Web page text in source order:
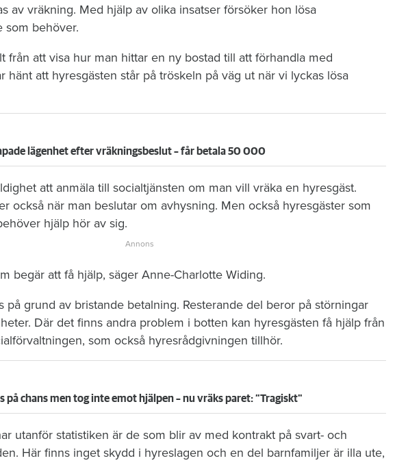
av vräkning. Med hjälp av olika insatser försöker hon lösa
som behöver.
från att visa hur man hittar en ny bostad till att förhandla med
hänt att hyresgästen står på tröskeln på väg ut när vi lyckas lösa
lägenhet efter vräkningsbeslut – får betala 50 000
att anmäla till socialtjänsten om man vill vräka en hyresgäst.
också när man beslutar om avhysning. Men också hyresgäster som
hjälp hör av sig.
begär att få hjälp, säger Anne-Charlotte Widing.
på grund av bristande betalning. Resterande del beror på störningar
Där det finns andra problem i botten kan hyresgästen få hjälp från
som också hyresrådgivningen tillhör.
på chans men tog inte emot hjälpen – nu vräks paret: ”Tragiskt"
utanför statistiken är de som blir av med kontrakt på svart- och
Här finns inget skydd i hyreslagen och en del barnfamiljer är illa ute,